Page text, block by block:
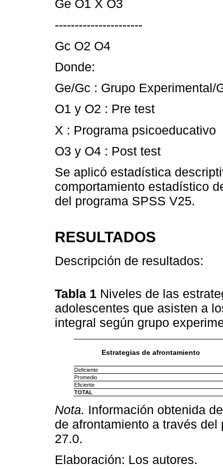
Ge O1 X O3
----------------------
Gc O2 O4
Donde:
Ge/Gc : Grupo Experimental/
O1 y O2 : Pre test
X : Programa psicoeducativo
O3 y O4 : Post test
Se aplicó estadística
comportamiento estadístico
del programa SPSS V25.
RESULTADOS
Descripción de resultados:
Tabla 1 Niveles de las
adolescentes que asisten a
integral según grupo
Estrategias de afrontamiento
Deficiente
Promedio
Eficiente
TOTAL
Nota. Información obtenida
de afrontamiento a través
27.0.
Elaboración: Los autores.